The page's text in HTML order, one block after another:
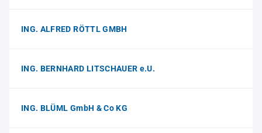
ING. ALFRED RÖTTL GMBH
ING. BERNHARD LITSCHAUER e.U.
ING. BLÜML GmbH & Co KG